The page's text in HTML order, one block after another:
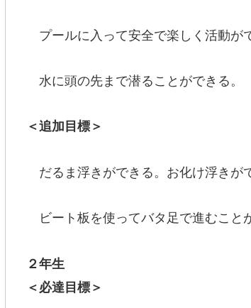
プールに入って安全で楽しく活動が
水に頭の先まで潜ることができる。
＜追加目標＞
だるま浮きができる。お化け浮きが
ビート板を使ってバタ足で進むこと
２年生
＜必達目標＞